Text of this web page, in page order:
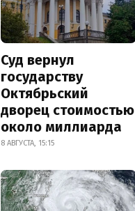
Суд вернул
государству
Октябрьский
дворец стоимостью
около миллиарда
8 АВГУСТА, 15:15